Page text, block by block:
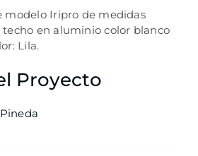
modelo Iripro de medidas
techo en aluminio color blanco
Lila.
Proyecto